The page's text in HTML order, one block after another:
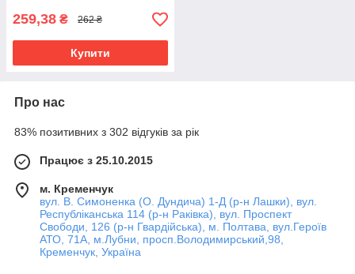
259,38 ₴ 262 ₴
Купити
Про нас
83% позитивних з 302 відгуків за рік
Працює з 25.10.2015
м. Кременчук
вул. В. Симоненка (О. Дундича) 1-Д (р-н Лашки), вул.
Республіканська 114 (р-н Раківка), вул. Проспект
Свободи, 126 (р-н Гвардійська), м. Полтава, вул.Героїв
АТО, 71А, м.Лубни, просп.Володимирський,98,
Кременчук, Україна